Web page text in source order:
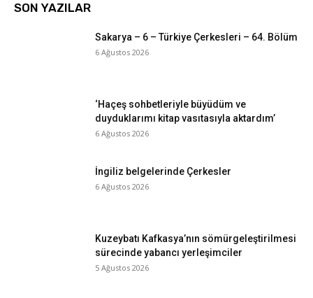
SON YAZILAR
Sakarya – 6 – Türkiye Çerkesleri – 64. Bölüm
6 Ağustos 2026
‘Haçeş sohbetleriyle büyüdüm ve
duyduklarımı kitap vasıtasıyla aktardım’
6 Ağustos 2026
İngiliz belgelerinde Çerkesler
6 Ağustos 2026
Kuzeybatı Kafkasya’nın sömürgeleştirilmesi
sürecinde yabancı yerleşimciler
5 Ağustos 2026